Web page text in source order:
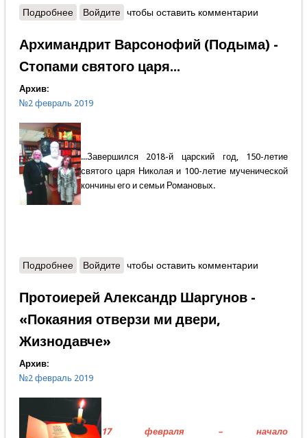
Подробнеео Николай Кокухин - Твердыня Православия
Войдите чтобы оставить комментарии
Архимандрит Варсонофий (Подыма) -
Стопами святого царя...
Архив:
№2 февраль 2019
...Завершился 2018-й царский год, 150-летие
святого царя Николая и 100-летие мученической
кончины его и семьи Романовых.
Подробнеео Архимандрит Варсонофий (Подыма) - Стопами
Войдите чтобы оставить комментарии
Протоиерей Александр Шаргунов -
«Покаяния отверзи ми двери,
Жизнодавче»
Архив:
№2 февраль 2019
17 февраля – начало